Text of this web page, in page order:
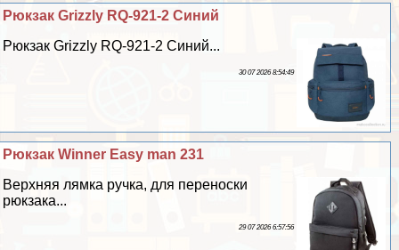
Рюкзак Grizzly RQ-921-2 Синий
Рюкзак Grizzly RQ-921-2 Синий...
30 07 2026 8:54:49
Рюкзак Winner Easy man 231
Верхняя лямка ручка, для переноски
рюкзака...
29 07 2026 6:57:56